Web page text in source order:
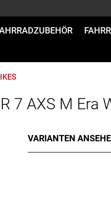
7 AXS M Era
VARIANTEN